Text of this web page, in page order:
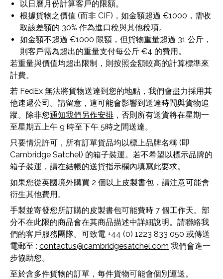
以日曆月份計算客戶的限額。
根據貨物之價值 (而非 CIF)，如金額超過 €1000，需收
取該差額的 30% 作為進口稅與其他稅項。
如金額不超過 €1000 限額，但貨物重量超過 31 公斤，
則客戶需為超出的重量支付每公斤 €4 的費用。
若重量與價值均超出限制，則按照金額較高的計算標準來
計費。
若 FedEx 無法將貨物送達到您的地點，我們會盡力採用其
他速遞公司。請留意，這可能會影響到送達時間與貨物追
蹤。除非您通知我們另作安排 ，否則所有送貨將在星期一
至星期五上午 9 時至下午 5時之間送達。
只要情況許可，所有訂單貨品均以標上品牌名稱 (即
Cambridge Satchel) 的箱子裝運。若不希望以標示品牌的
箱子裝運，請在結帳的送貨指示欄內填寫此要求。
如果您從英國境外購買 2 個以上皮製書包，請注意可能會
衍生其他費用。
手製並寄發您所訂購的皮製書包可能費時 7 個工作天。部
分不在此限的商品會在其商品描述中詳細說明。請聯絡我
們的客戶服務團隊。可致電 +44 (0) 1223 833 050 或傳送
電郵至 : contactus@cambridgesatchel.com 我們會進一
步協助您。
至於含多件貨物的訂單，每件貨物可能會個別運送。